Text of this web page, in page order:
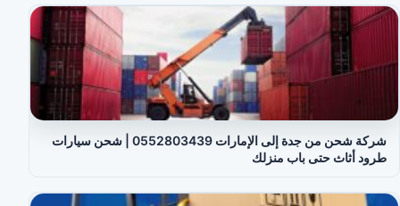
شركة شحن من جدة إلى الإمارات 0552803439 | شحن سيارات
طرود أثاث حتى باب منزلك